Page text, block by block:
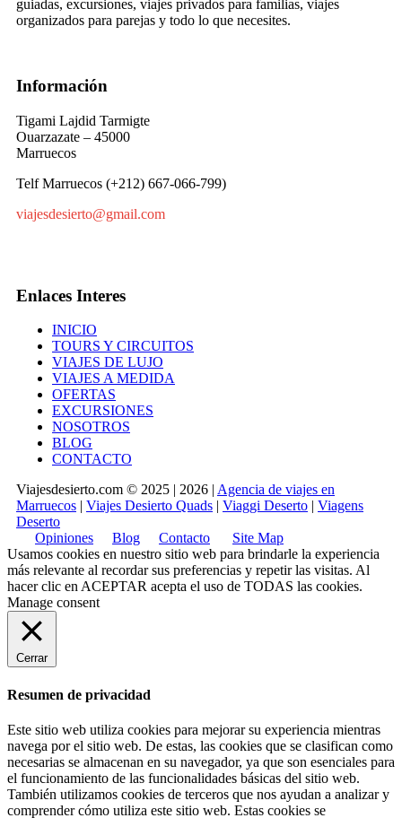
guiadas, excursiones, viajes privados para familias, viajes
organizados para parejas y todo lo que necesites.
Información
Tigami Lajdid Tarmigte
Ouarzazate – 45000
Marruecos
Telf Marruecos (+212) 667-066-799)
viajesdesierto@gmail.com
Enlaces Interes
INICIO
TOURS Y CIRCUITOS
VIAJES DE LUJO
VIAJES A MEDIDA
OFERTAS
EXCURSIONES
NOSOTROS
BLOG
CONTACTO
Viajesdesierto.com © 2025 | 2026 | Agencia de viajes en
Marruecos | Viajes Desierto Quads | Viaggi Deserto | Viagens
Deserto
Opiniones
Blog Contacto
Site Map
Usamos cookies en nuestro sitio web para brindarle la experiencia
más relevante al recordar sus preferencias y repetir las visitas. Al
hacer clic en ACEPTAR acepta el uso de TODAS las cookies.
Manage consent
Cerrar
Resumen de privacidad
Este sitio web utiliza cookies para mejorar su experiencia mientras
navega por el sitio web. De estas, las cookies que se clasifican como
necesarias se almacenan en su navegador, ya que son esenciales para
el funcionamiento de las funcionalidades básicas del sitio web.
También utilizamos cookies de terceros que nos ayudan a analizar y
comprender cómo utiliza este sitio web. Estas cookies se